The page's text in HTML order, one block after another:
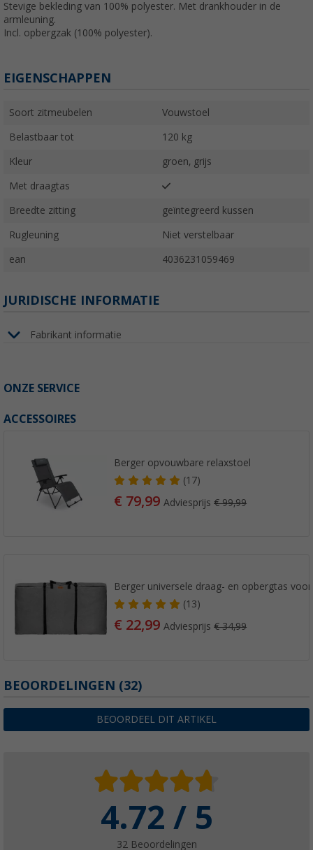
Stevige bekleding van 100% polyester. Met drankhouder in de
armleuning.
Incl. opbergzak (100% polyester).
EIGENSCHAPPEN
Soort zitmeubelen Vouwstoel
Belastbaar tot 120 kg
Kleur groen, grijs
Met draagtas
Breedte zitting geïntegreerd kussen
Rugleuning Niet verstelbaar
ean 4036231059469
JURIDISCHE INFORMATIE
Fabrikant informatie
ONZE SERVICE
ACCESSOIRES
Berger opvouwbare relaxstoel
(17)
€ 79,99Adviesprijs€ 99,99
Berger universele draag- en opbergtas
(13)
€ 22,99Adviesprijs€ 34,99
BEOORDELINGEN (32)
BEOORDEEL DIT ARTIKEL
4.72 / 5
32 Beoordelingen